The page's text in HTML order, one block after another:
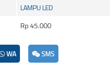
LAMPU LED
Rp 45.000
WA SMS